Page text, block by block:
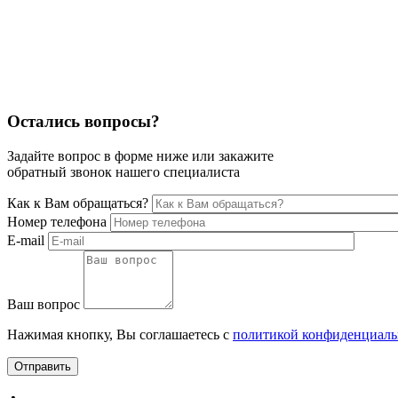
Остались вопросы?
Задайте вопрос в форме ниже или закажите
обратный звонок нашего специалиста
Как к Вам обращаться?
Номер телефона
E-mail
Ваш вопрос
Нажимая кнопку, Вы соглашаетесь с политикой
Отправить